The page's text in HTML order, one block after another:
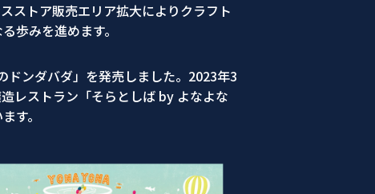
ストア販売エリア拡大によりクラフト
歩みを進めます。
ンダバダ」を発売しました。2023年3
レストラン「そらとしば by よなよな
す。